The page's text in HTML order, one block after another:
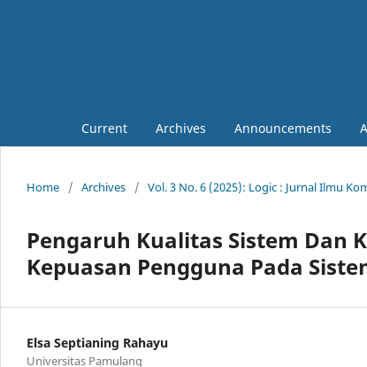
Current Archives Announcements
Home / Archives / Vol. 3 No. 6 (2025): Logic : Jurnal Ilmu
Pengaruh Kualitas Sistem Dan
Kepuasan Pengguna Pada
Elsa Septianing Rahayu
Universitas Pamulang